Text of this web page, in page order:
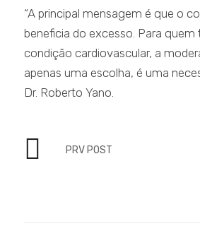
“A principal mensagem é que o
beneficia do excesso. Para quem
condição cardiovascular, a
apenas uma escolha, é uma
Dr. Roberto Yano.
PRV POST